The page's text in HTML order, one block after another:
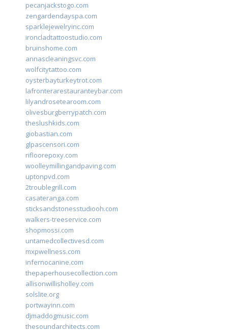
pecanjackstogo.com
zengardendayspa.com
sparklejewelryinc.com
ironcladtattoostudio.com
bruinshome.com
annascleaningsvc.com
wolfcitytattoo.com
oysterbayturkeytrot.com
lafronterarestauranteybar.com
lilyandrosetearoom.com
olivesburgberrypatch.com
theslushkids.com
giobastian.com
glpascensori.com
rifloorepoxy.com
woolleymillingandpaving.com
uptonpvd.com
2troublegrill.com
casateranga.com
sticksandstonesstudiooh.com
walkers-treeservice.com
shopmossi.com
untamedcollectivesd.com
mxpwellness.com
infernocanine.com
thepaperhousecollection.com
allisonwillisholley.com
solslite.org
portwayinn.com
djmaddogmusic.com
thesoundarchitects.com